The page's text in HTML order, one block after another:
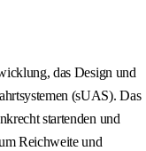
das Design und
(sUAS). Das
startenden und
Reichweite und